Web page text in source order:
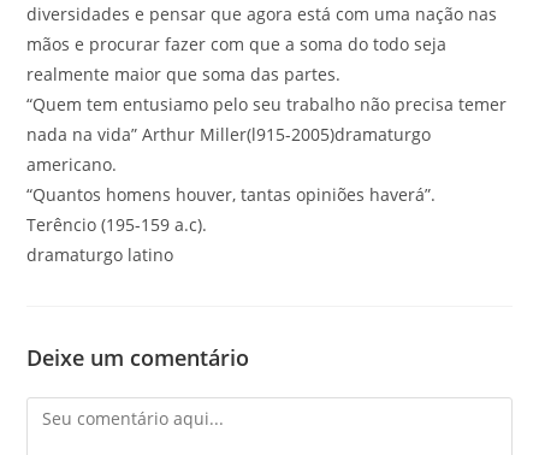
diversidades e pensar que agora está com uma nação nas
mãos e procurar fazer com que a soma do todo seja
realmente maior que soma das partes.
“Quem tem entusiamo pelo seu trabalho não precisa temer
nada na vida” Arthur Miller(l915-2005)dramaturgo
americano.
“Quantos homens houver, tantas opiniões haverá”.
Terêncio (195-159 a.c).
dramaturgo latino
Deixe um comentário